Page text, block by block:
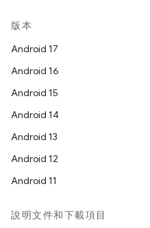
版本
Android 17
Android 16
Android 15
Android 14
Android 13
Android 12
Android 11
說明文件和下載項目